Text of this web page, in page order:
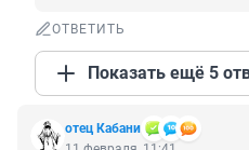
ОТВЕТИТЬ
Показать ещё 5
отец Кабани